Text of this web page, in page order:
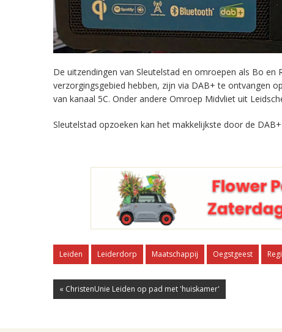
De uitzendingen van Sleutelstad en omroepen als Bo en
verzorgingsgebied hebben, zijn via DAB+ te ontvangen
van kanaal 5C. Onder andere Omroep Midvliet uit
Sleutelstad opzoeken kan het makkelijkste door de
Leiden Leiderdorp Maatschappij Oegstgeest
« ChristenUnie Leiden op pad met 'huiskamer'